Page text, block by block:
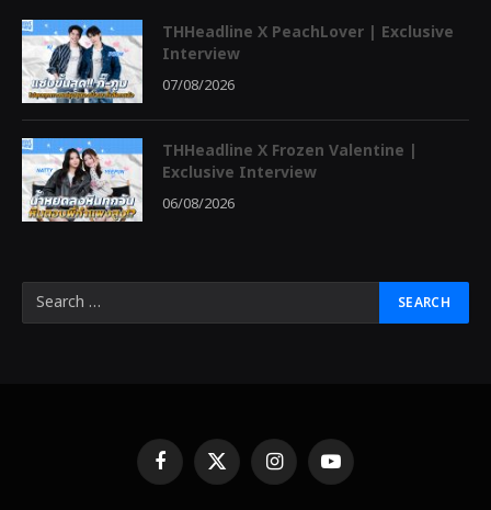
THHeadline X PeachLover | Exclusive
Interview
07/08/2026
THHeadline X Frozen Valentine |
Exclusive Interview
06/08/2026
FacebookX
(Twitter)
InstagramYouTube